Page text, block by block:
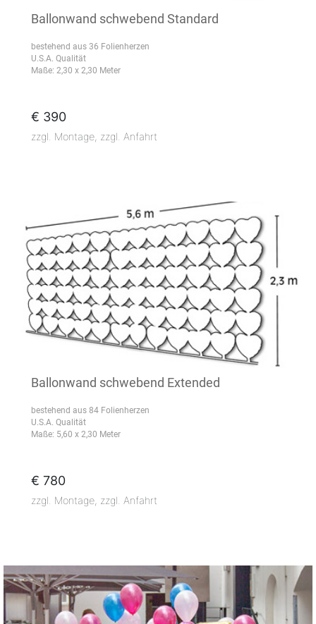
Ballonwand schwebend Standard
bestehend aus 36 Folienherzen
U.S.A. Qualität
Maße: 2,30 x 2,30 Meter
€ 390
zzgl. Montage, zzgl. Anfahrt
Ballonwand schwebend Extended
bestehend aus 84 Folienherzen
U.S.A. Qualität
Maße: 5,60 x 2,30 Meter
€ 780
zzgl. Montage, zzgl. Anfahrt